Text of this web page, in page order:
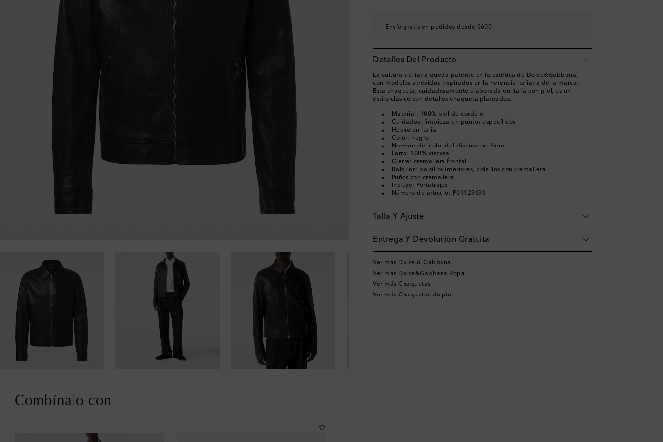
Envío gratis en pedidos desde €600
Detalles Del Producto
La cultura siciliana queda patente en la estética de Dolce&Gabbana,
con modelos atrevidos inspirados en la herencia italiana de la marca.
Esta chaqueta, cuidadosamente elaborada en Italia con piel, es un
estilo clásico con detalles chaqueta plateados.
Material: 100% piel de cordero
Cuidados: limpieza en puntos específicos
Hecho en Italia
Color: negro
Nombre del color del diseñador: Nero
Forro: 100% viscosa
Cierre: cremallera frontal
Bolsillos: bolsillos interiores, bolsillos con cremallera
Puños con cremallera
Incluye: Portatrajes
Número de artículo: P01129696
Talla Y Ajuste
Entrega Y Devolución Gratuita
Ver más Dolce & Gabbana
Ver más Dolce&Gabbana Ropa
Ver más Chaquetas
Ver más Chaquetas de piel
Combínalo con